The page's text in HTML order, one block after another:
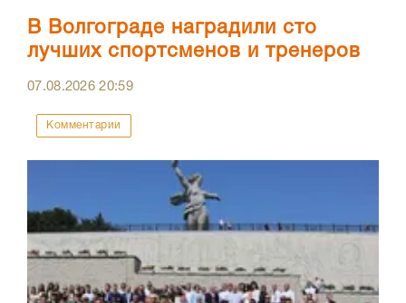
В Волгограде наградили сто
лучших спортсменов и тренеров
07.08.202620:59
Комментарии